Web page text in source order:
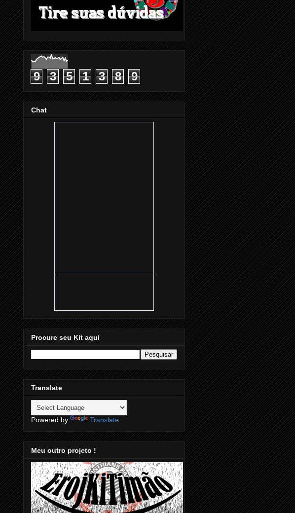
9 3 5 1 3 8 9
Chat
Procure seu Kit aqui
Translate
Powered by Translate
Meu outro projeto !